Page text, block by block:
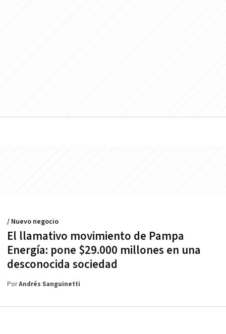
El llamativo movimiento de Pampa
Energía: pone $29.000 millones en una
desconocida sociedad
/ Nuevo negocio
PorAndrés Sanguinetti